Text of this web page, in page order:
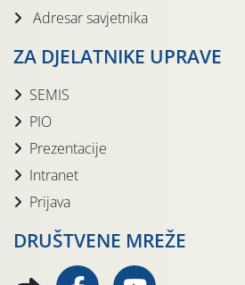
Adresar savjetnika
ZA DJELATNIKE UPRAVE
SEMIS
PIO
Prezentacije
Intranet
Prijava
DRUŠTVENE MREŽE